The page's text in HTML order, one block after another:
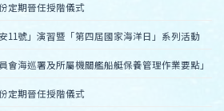
定期晉任授階儀式
11號」演習暨「第四屆國家海洋日」系列活動
會海巡署及所屬機關艦船艇保養管理作業要點」
定期晉任授階儀式